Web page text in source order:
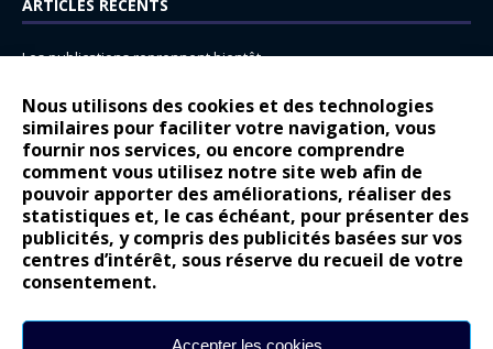
Nous utilisons des cookies et des technologies
similaires pour faciliter votre navigation, vous
fournir nos services, ou encore comprendre
comment vous utilisez notre site web afin de
pouvoir apporter des améliorations, réaliser des
statistiques et, le cas échéant, pour présenter des
publicités, y compris des publicités basées sur vos
centres d’intérêt, sous réserve du recueil de votre
consentement.
Accepter les cookies
ARTICLES RÉCENTS
Les publications reprennent bientôt…
14 juillet : nouveau film de marque pour Citroën
Renault Espace : voyage, voyage…
Peugeot E-208 GTi : naissance d’une légende
COMMENTAIRES RÉCENTS
Bernard Dardartdans
Gilly